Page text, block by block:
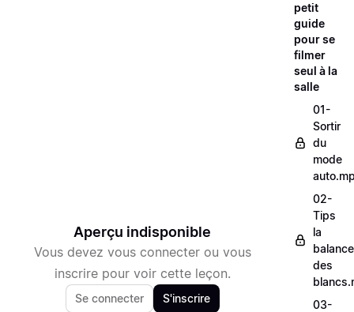
Aperçu indisponible
Vous devez vous connecter ou vous
inscrire pour voir cette leçon.
Se connecter S'inscrire
petit
guide
pour se
filmer
seul à la
salle
01-
Sortir
du
mode
02-
Tips
la
balance
des
03-